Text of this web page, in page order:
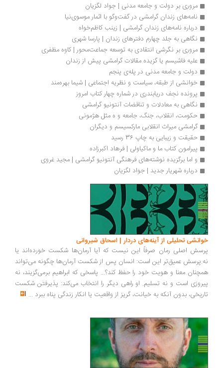
مروری بر دولت و جامعه مدنی | جواد لگزیان
نامه‌های زندان گرامشی در گفت‌وگو با اثمار موسوی‌نیا
درباره نامه‌های زندان گرامشی | زینب کاظم‌خواه
نگاهی به جلد چهارم دفترهای زندان | پارسا شهری
مروری بر نگرشی انتقادی به توسعه جماعت‌محور | کاوه مظفری
علیه فاشیسم یا گزیده مقالات گرامشی پیش از زندان
دولت و جامعه مدنی در پله‌ی پنجم
خوانشی از طبقه، سیاست و نظریه اجتماعی | شیما بهره‌مند
پرونده نجف دریابندری در شماره چهار کتاب امروز
نگاهی به معادلات و تناقضات آنتونیو گرامشی
حکومت، انقلاب، جنگ، جامعه و ه مثل هژمونی
گرامشی میراث انقلابی مارکسیسم و دیگران
حقیقت و زیبایی به چاپ 36 رسید
پیرامون کتاب ما و ماکیاولی | فرهاد اکبرزاده
و اما برگزیده نوشته‌های فرهنگی آنتونیو گرامشی | مجید غروی
درباره شهریار جدید | جواد لگزیان
خوانشی تحلیلی از آینه‌های دردار | اسحاق شیروانی
پرسش اصلی رمان صرفاً این نیست که آیا آرمان‌ها شکست خورده‌اند یا
نه.پرسش عمیق‌تر این است: انسان پس از شکست آرمان‌ها چگونه می‌تواند
همچنان معنا و هویت خود را حفظ کند؟... پاسخی که ابراهیم برمی‌گزیند، نه
پیروزی است و نه تسلیم. او راهی دیگر را انتخاب می‌کند: پذیرفتن شکست
تاریخی، بدون آنکه به خیانت، گریز از واقعیت یا انکار زندگی پناه ببرد ...